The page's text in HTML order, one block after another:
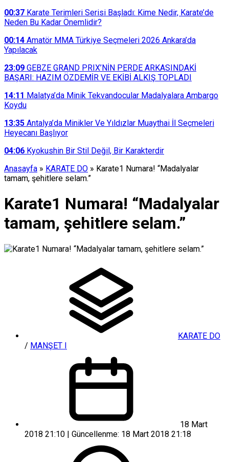
00:37 Karate Terimleri Serisi Başladı: Kime Nedir, Karate’de
Neden Bu Kadar Önemlidir?
00:14 Amatör MMA Türkiye Seçmeleri 2026 Ankara’da
Yapılacak
23:09 GEBZE GRAND PRIX’NİN PERDE ARKASINDAKİ
BAŞARI: HAZIM ÖZDEMİR VE EKİBİ ALKIŞ TOPLADI
14:11 Malatya’da Minik Tekvandocular Madalyalara Ambargo
Koydu
13:35 Antalya’da Minikler Ve Yıldızlar Muaythai İl Seçmeleri
Heyecanı Başlıyor
04:06 Kyokushin Bir Stil Değil, Bir Karakterdir
Anasayfa » KARATE DO » Karate1 Numara! “Madalyalar
tamam, şehitlere selam.”
Karate1 Numara! “Madalyalar
tamam, şehitlere selam.”
KARATE DO
/ MANŞET I
18 Mart
2018 21:10 | Güncellenme: 18 Mart 2018 21:18